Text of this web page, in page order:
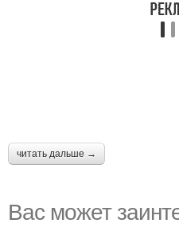
читать дальше →
Вас может